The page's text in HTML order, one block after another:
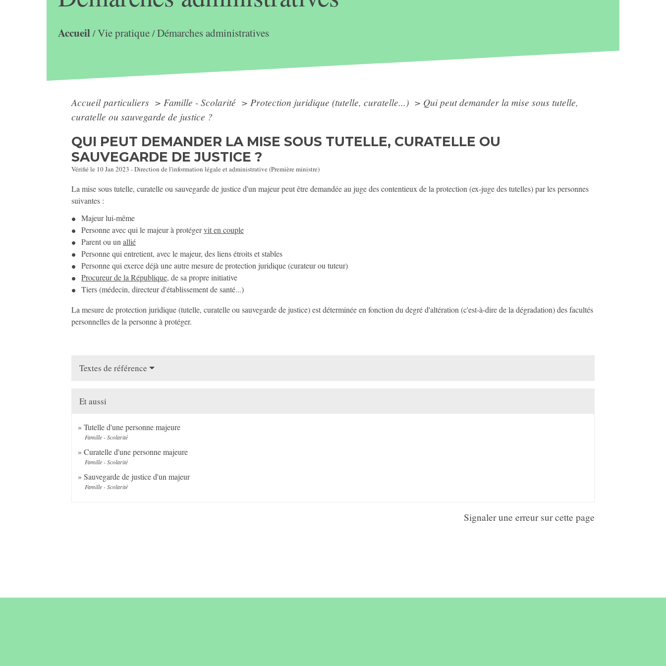
Accueil/Vie pratique/Démarches administratives
Accueil particuliers > Famille - Scolarité > Protection juridique (tutelle, curatelle...) > Qui peut demander la mise sous tutelle,
curatelle ou sauvegarde de justice ?
QUI PEUT DEMANDER LA MISE SOUS TUTELLE, CURATELLE OU
SAUVEGARDE DE JUSTICE ?
Vérifié le 10 Jan 2023 - Direction de l'information légale et administrative (Première ministre)
La mise sous tutelle, curatelle ou sauvegarde de justice d'un majeur peut être demandée au juge des contentieux de la protection (ex-juge des tutelles) par les personnes
suivantes :
Majeur lui-même
Personne avec qui le majeur à protégervit en couple
Parent ou unallié
Personne qui entretient, avec le majeur, des liens étroits et stables
Personne qui exerce déjà une autre mesure de protection juridique (curateur ou tuteur)
Procureur de la République, de sa propre initiative
Tiers (médecin, directeur d'établissement de santé...)
La mesure de protection juridique (tutelle, curatelle ou sauvegarde de justice) est déterminée en fonction du degré d'altération (c'est-à-dire de la dégradation) des facultés
personnelles de la personne à protéger.
Textes de référence
Et aussi
Tutelle d'une personne majeure
Famille - Scolarité
Curatelle d'une personne majeure
Famille - Scolarité
Sauvegarde de justice d'un majeur
Famille - Scolarité
Signaler une erreur sur cette page